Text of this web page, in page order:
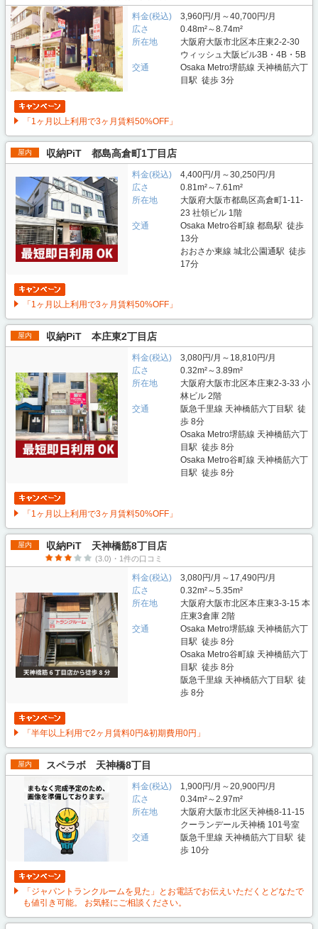
料金(税込)
3,960円/月～40,700円/月
広さ
0.48m²～8.74m²
所在地
大阪府大阪市北区本庄東2-2-30
ウィッシュ大阪ビル3B・4B・5B
交通
Osaka Metro堺筋線 天神橋筋六丁
目駅 徒歩 3分
「1ヶ月以上利用で3ヶ月賃料50%OFF」
屋内 収納PiT 都島高倉町1丁目店
料金(税込)
4,400円/月～30,250円/月
広さ
0.81m²～7.61m²
所在地
大阪府大阪市都島区高倉町1-11-
23 社領ビル 1階
交通
Osaka Metro谷町線 都島駅 徒歩
13分
おおさか東線 城北公園通駅 徒歩
17分
「1ヶ月以上利用で3ヶ月賃料50%OFF」
屋内 収納PiT 本庄東2丁目店
料金(税込)
3,080円/月～18,810円/月
広さ
0.32m²～3.89m²
所在地
大阪府大阪市北区本庄東2-3-33 小
林ビル 2階
交通
阪急千里線 天神橋筋六丁目駅 徒
歩 8分
Osaka Metro堺筋線 天神橋筋六丁
目駅 徒歩 8分
Osaka Metro谷町線 天神橋筋六丁
目駅 徒歩 8分
「1ヶ月以上利用で3ヶ月賃料50%OFF」
屋内 収納PiT 天神橋筋8丁目店
(3.0)・1件の口コミ
料金(税込)
3,080円/月～17,490円/月
広さ
0.32m²～5.35m²
所在地
大阪府大阪市北区本庄東3-3-15 本
庄東3倉庫 2階
交通
Osaka Metro堺筋線 天神橋筋六丁
目駅 徒歩 8分
Osaka Metro谷町線 天神橋筋六丁
目駅 徒歩 8分
阪急千里線 天神橋筋六丁目駅 徒
歩 8分
「半年以上利用で2ヶ月賃料0円&初期費用0円」
屋内 スペラボ 天神橋8丁目
料金(税込)
1,900円/月～20,900円/月
広さ
0.34m²～2.97m²
所在地
大阪府大阪市北区天神橋8-11-15
クーランデール天神橋 101号室
交通
阪急千里線 天神橋筋六丁目駅 徒
歩 10分
「ジャパントランクルームを見た」とお電話でお伝えいただくとどなたで
も値引き可能。 お気軽にご相談ください。